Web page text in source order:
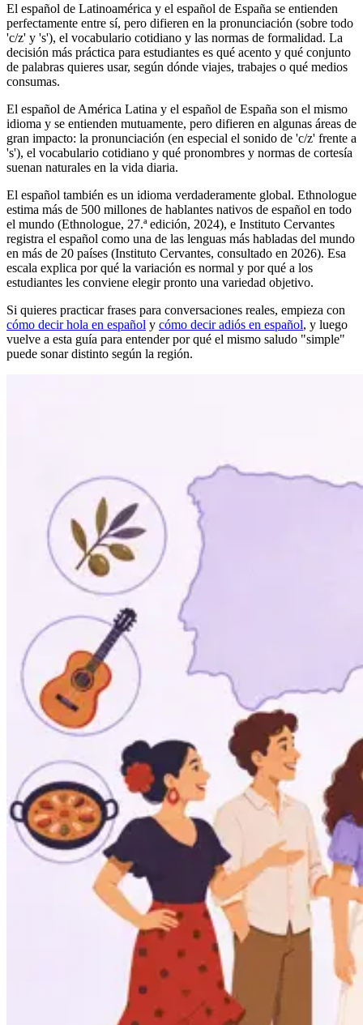
El español de Latinoamérica y el español de España se entienden
perfectamente entre sí, pero difieren en la pronunciación (sobre todo
'c/z' y 's'), el vocabulario cotidiano y las normas de formalidad. La
decisión más práctica para estudiantes es qué acento y qué conjunto
de palabras quieres usar, según dónde viajes, trabajes o qué medios
consumas.
El español de América Latina y el español de España son el mismo
idioma y se entienden mutuamente, pero difieren en algunas áreas de
gran impacto: la pronunciación (en especial el sonido de 'c/z' frente a
's'), el vocabulario cotidiano y qué pronombres y normas de cortesía
suenan naturales en la vida diaria.
El español también es un idioma verdaderamente global. Ethnologue
estima más de 500 millones de hablantes nativos de español en todo
el mundo (Ethnologue, 27.ª edición, 2024), e Instituto Cervantes
registra el español como una de las lenguas más habladas del mundo
en más de 20 países (Instituto Cervantes, consultado en 2026). Esa
escala explica por qué la variación es normal y por qué a los
estudiantes les conviene elegir pronto una variedad objetivo.
Si quieres practicar frases para conversaciones reales, empieza con
cómo decir hola en español y cómo decir adiós en español, y luego
vuelve a esta guía para entender por qué el mismo saludo "simple"
puede sonar distinto según la región.